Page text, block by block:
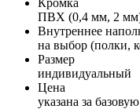
ПВХ (0,4 мм, 2
Внутреннее
на выбор (полки,
Размер
индивидуальный
Цена
указана за